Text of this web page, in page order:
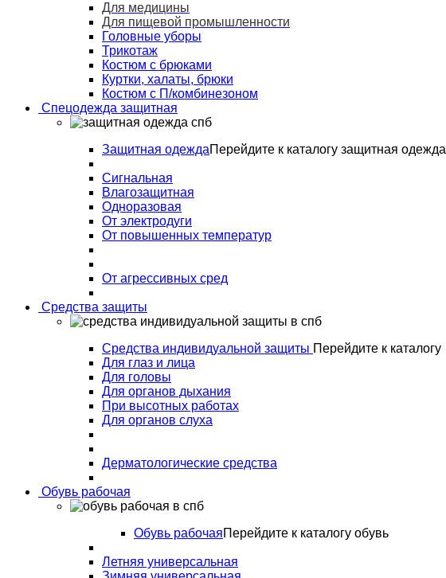
Для медицины
Для пищевой промышленности
Головные уборы
Трикотаж
Костюм с брюками
Куртки, халаты, брюки
Костюм с П/комбинезоном
Спецодежда защитная
Защитная одеждаПерейдите к каталогу защитная одежда
Сигнальная
Влагозащитная
Одноразовая
От электродуги
От повышенных температур
От агрессивных сред
Средства защиты
Средства индивидуальной защиты Перейдите к каталогу
Для глаз и лица
Для головы
Для органов дыхания
При высотных работах
Для органов слуха
Дерматологические средства
Обувь рабочая
Обувь рабочаяПерейдите к каталогу обувь
Летняя универсальная